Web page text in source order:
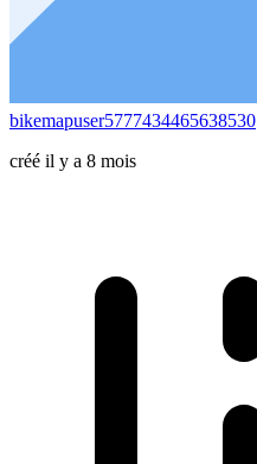
bikemapuser5777434465638530
créé il y a 8 mois